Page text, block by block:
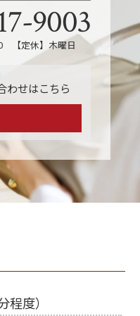
9003
【定休】木曜日
わせはこちら
度）